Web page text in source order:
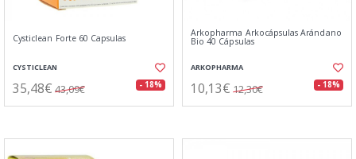
Cysticlean Forte 60 Capsulas
CYSTICLEAN
35,48€ 43,09€ - 18%
Arkopharma Arkocápsulas Arándano
Bio 40 Cápsulas
ARKOPHARMA
10,13€ 12,30€ - 18%